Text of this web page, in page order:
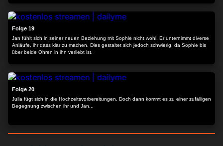
Folge 19
Jan fühlt sich in seiner neuen Beziehung mit Sophie nicht wohl. Er unternimmt diverse
Anläufe, ihr dass klar zu machen. Dies gestaltet sich jedoch schwierig, da Sophie bis
über beide Ohren in ihn verliebt ist.
Folge 20
Julia fügt sich in die Hochzeitsvorbereitungen. Doch dann kommt es zu einer zufälligen
Begegnung zwischen ihr und Jan...